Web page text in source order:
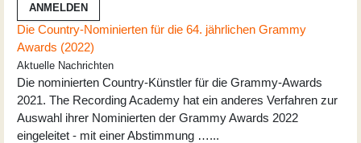
ANMELDEN
Die Country-Nominierten für die 64. jährlichen Grammy
Awards (2022)
Aktuelle Nachrichten
Die nominierten Country-Künstler für die Grammy-Awards
2021. The Recording Academy hat ein anderes Verfahren zur
Auswahl ihrer Nominierten der Grammy Awards 2022
eingeleitet - mit einer Abstimmung …...